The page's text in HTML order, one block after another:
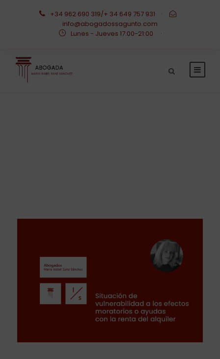
+34 962 690 319/+ 34 649 757 931
·
info@abogadossagunto.com
Lunes - Jueves 17:00-21:00
·